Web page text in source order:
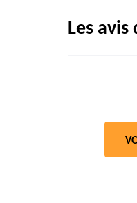
Les avis